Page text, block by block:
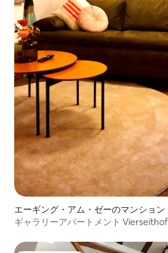
エーギング・アム・ゼーのマンション
ト
ギャラリーアパートメント Vierseithof